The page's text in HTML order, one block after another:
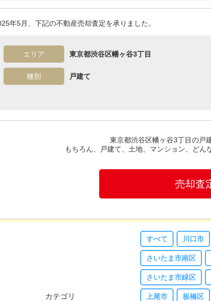
戸田市 蕨市 朝霞市 志木市
さいたま市浦和区
ック 住み替え・買い替え
年5月、下記の不動産売却査定を承りました。
エリア 東京都渋谷区幡ヶ谷3丁目
種別 戸建て
東京都渋谷区幡ヶ谷3丁目の戸
もちろん、戸建て、土地、マンション、どん
売却査
カテゴリ
すべて 川口市
さいたま市南区
さいたま市緑区
上尾市 板橋区